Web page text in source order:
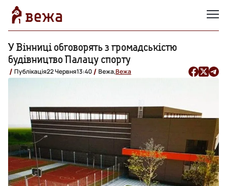
У Вінниці обговорять з громадськістю
будівництво Палацу спорту
Публікація22 Червня13:40 Вежа,Вежа